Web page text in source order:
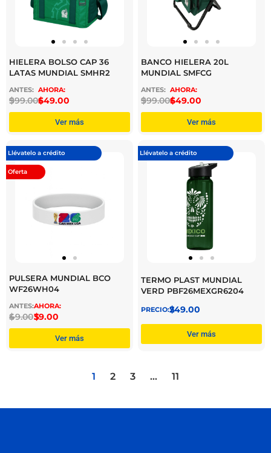
HIELERA BOLSO CAP 36
LATAS MUNDIAL SMHR2
$
999.00$
649.00
Ver más
BANCO HIELERA 20L
MUNDIAL SMFCG
$
999.00$
649.00
Ver más
Llévatelo a crédito
Oferta
PULSERA MUNDIAL BCO
WF26WH04
$
49.00$
39.00
Ver más
Llévatelo a crédito
TERMO PLAST MUNDIAL
VERD PBF26MEXGR6204
$
249.00
Ver más
1 2 3 … 11